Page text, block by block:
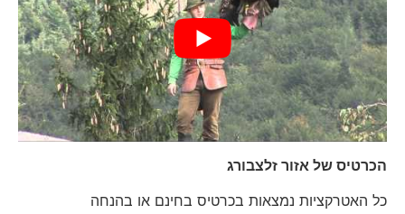
הכרטיס של אזור זלצבורג
כל האטרקציות נמצאות בכרטיס בחינם או בהנחה